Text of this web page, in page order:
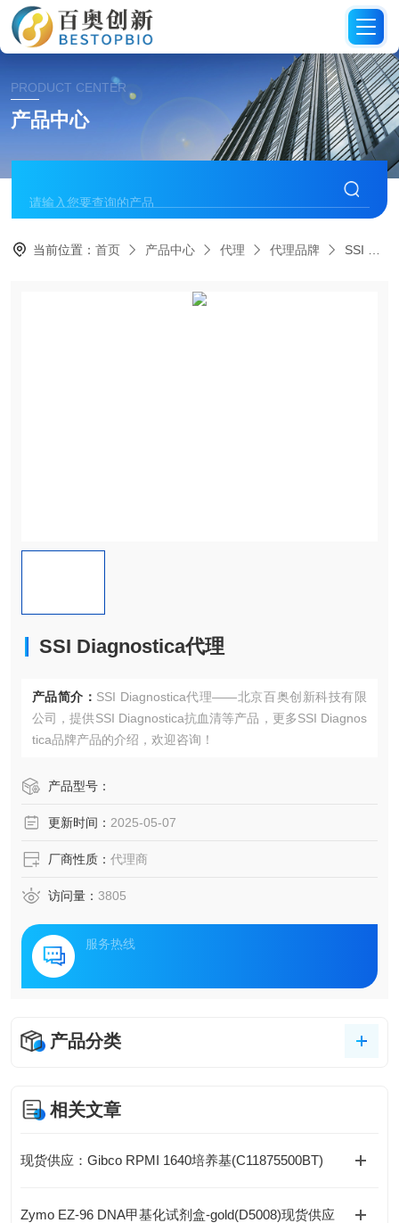
PRODUCT CENTER
产品中心
当前位置：首页 产品中心 代理 代理品牌 SSI Diagnostica代理
SSI Diagnostica代理
产品简介： SSI Diagnostica代理——北京百奥创新科技有限
公司，提供SSI Diagnostica抗血清等产品，更多SSI Diagnos
tica品牌产品的介绍，欢迎咨询！
产品型号：
更新时间： 2025-05-07
厂商性质： 代理商
访问量： 3805
服务热线
产品分类
相关文章
现货供应：Gibco RPMI 1640培养基(C11875500BT)
Zymo EZ-96 DNA甲基化试剂盒-gold(D5008)现货供应